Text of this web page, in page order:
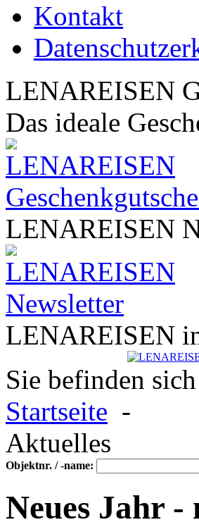
Kontakt
LENAREISEN
Das ideale
LENAREISEN
LENAREISEN
Sie befinden
Startseite -
Aktuelles
Objektnr. / -name:
Neues Jahr -